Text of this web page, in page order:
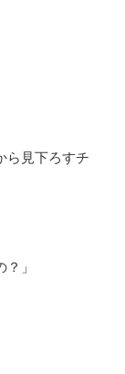
ら見下ろすチ
」